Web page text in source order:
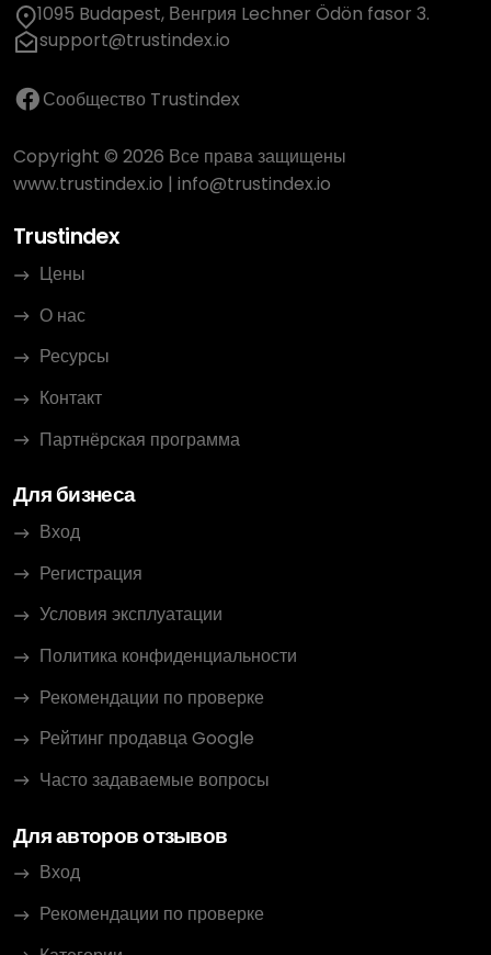
1095 Budapest, Венгрия Lechner Ödön fasor 3.
support@trustindex.io
Сообщество Trustindex
Copyright © 2026 Все права защищены
www.trustindex.io | info@trustindex.io
Trustindex
Цены
О нас
Ресурсы
Контакт
Партнёрская программа
Для бизнеса
Вход
Регистрация
Условия эксплуатации
Политика конфиденциальности
Рекомендации по проверке
Рейтинг продавца Google
Часто задаваемые вопросы
Для авторов отзывов
Вход
Рекомендации по проверке